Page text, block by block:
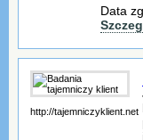
Data
http://tajemniczyklient.net